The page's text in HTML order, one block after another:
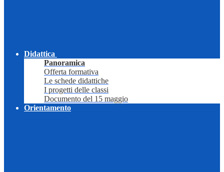
Didattica
Panoramica
Offerta formativa
Le schede didattiche
I progetti delle classi
Documento del 15 maggio
Orientamento